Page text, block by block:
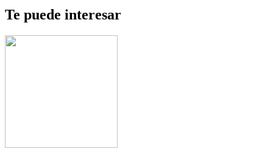
Te puede interesar